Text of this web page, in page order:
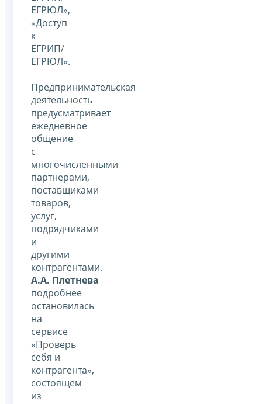
ЕГРЮЛ»,
«Доступ
к
ЕГРИП/
ЕГРЮЛ».
Предпринимательская
деятельность
предусматривает
ежедневное
общение
с
многочисленными
партнерами,
поставщиками
товаров,
услуг,
подрядчиками
и
другими
контрагентами.
А.А. Плетнева
подробнее
остановилась
на
сервисе
«Проверь
себя и
контрагента»,
состоящем
из